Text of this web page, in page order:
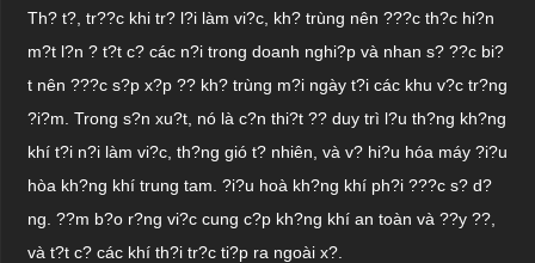
Th? t?, tr??c khi tr? l?i làm vi?c, kh? trùng nên ???c th?c hi?n
m?t l?n ? t?t c? các n?i trong doanh nghi?p và nhan s? ??c bi?
t nên ???c s?p x?p ?? kh? trùng m?i ngày t?i các khu v?c tr?ng
?i?m. Trong s?n xu?t, nó là c?n thi?t ?? duy trì l?u th?ng kh?ng
khí t?i n?i làm vi?c, th?ng gió t? nhiên, và v? hi?u hóa máy ?i?u
hòa kh?ng khí trung tam. ?i?u hoà kh?ng khí ph?i ???c s? d?
ng. ??m b?o r?ng vi?c cung c?p kh?ng khí an toàn và ??y ??,
và t?t c? các khí th?i tr?c ti?p ra ngoài x?.